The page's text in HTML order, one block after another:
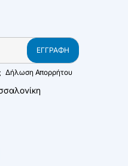
ΕΓΓΡΑΦΉ
Δήλωση Απορρήτου